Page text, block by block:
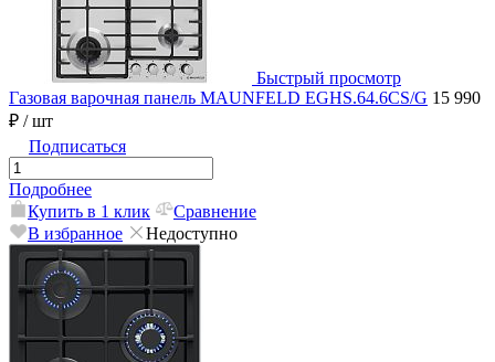
Быстрый просмотр
Газовая варочная панель MAUNFELD EGHS.64.6CS/G 15 990
₽ / шт
Подписаться
Подробнее
Купить в 1 клик
Сравнение
В избранное
Недоступно